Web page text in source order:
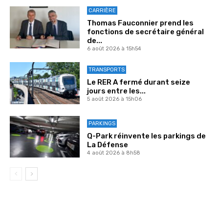
CARRIÈRE
Thomas Fauconnier prend les
fonctions de secrétaire général
de...
6 août 2026 à 15h54
TRANSPORTS
Le RER A fermé durant seize
jours entre les...
5 août 2026 à 15h06
PARKINGS
Q-Park réinvente les parkings de
La Défense
4 août 2026 à 8h58